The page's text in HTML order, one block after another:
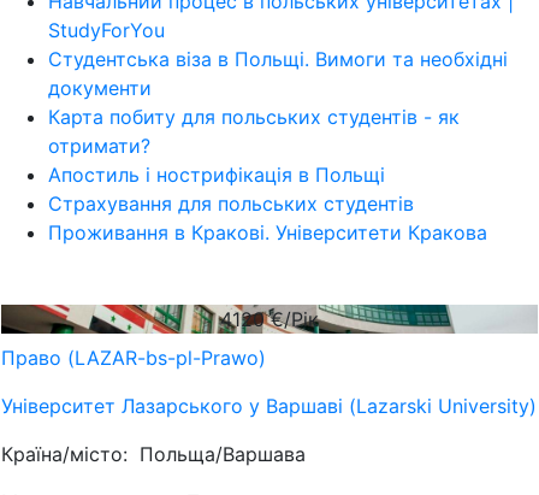
StudyForYou
Студентська віза в Польщі. Вимоги та необхідні
документи
Карта побиту для польських студентів - як
отримати?
Апостиль і нострифікація в Польщі
Страхування для польських студентів
Проживання в Кракові. Університети Кракова
4120€/Рік
Право (LAZAR-bs-pl-Prawo)
Університет Лазарського у Варшаві (Lazarski University)
Країна/місто: Польща/Варшава